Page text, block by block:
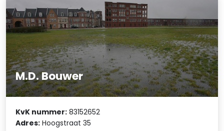
M.D. Bouwer
KvK nummer: 83152652
Adres: Hoogstraat 35